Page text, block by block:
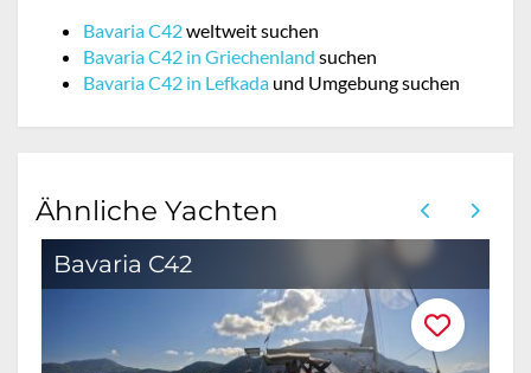
Bavaria C42weltweit suchen
Bavaria C42 in Griechenland suchen
Bavaria C42 in Lefkada und Umgebung suchen
Ähnliche Yachten
Bavaria C42